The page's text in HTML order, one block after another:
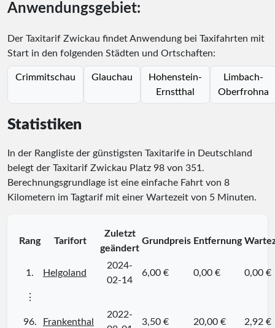
Anwendungsgebiet:
Der Taxitarif Zwickau findet Anwendung bei Taxifahrten mit
Start in den folgenden Städten und Ortschaften:
Crimmitschau Glauchau
Hohenstein-
Ernstthal
Limbach-
Oberfrohna
Statistiken
In der Rangliste der günstigsten Taxitarife in Deutschland
belegt der Taxitarif Zwickau Platz 98 von 351.
Berechnungsgrundlage ist eine einfache Fahrt von 8
Kilometern im Tagtarif mit einer Wartezeit von 5 Minuten.
Rang Tarifort
Zuletzt
geändert
Grundpreis Entfernung
1. Helgoland
2024-
02-14
6,00 € 0,00 € 0,00 €
⋮
96. Frankenthal
2022-
3,50 € 20,00 € 2,92 €